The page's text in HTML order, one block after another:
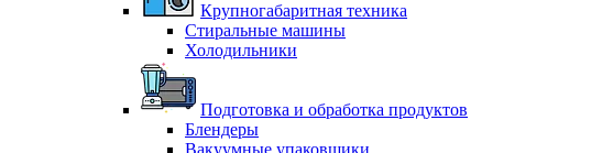
Крупногабаритная техника
Стиральные машины
Холодильники
Подготовка и обработка продуктов
Блендеры
Вакуумные упаковщики